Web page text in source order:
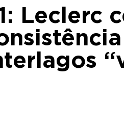
Leclerc